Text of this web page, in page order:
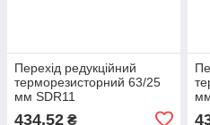
Перехід редукційний
терморезисторний 63/25
мм SDR11
434,52 ₴